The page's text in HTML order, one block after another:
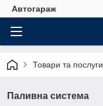
Автогараж
Товари та послуги
Паливна система